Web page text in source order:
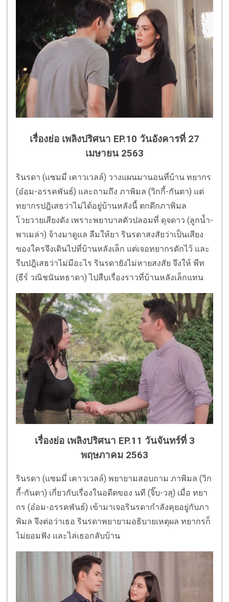
เรื่องย่อ เพลิงปริศนา EP.10 วันอังคารที่ 27
เมษายน 2563
รินรดา (แซมมี่ เคาวเวลล์) วางแผนมานอนที่บ้าน ทยากร
(อ๋อม-อรรคพันธ์) และถามถึง ภาพิมล (วิกกี้-กันตา) แต่
ทยากรปฎิเสธว่าไม่ได้อยู่บ้านหลังนี้ ตกดึกภาพิมล
โวยวายเสียงดัง เพราะพยาบาลตัวปลอมที่ ดุจดาว (ลูกน้ำ-
พาเมล่า) จ้างมาดูแล ลืมให้ยา รินรดาสงสัยว่าเป็นเสียง
ของใครจึงเดินไปที่บ้านหลังเล็ก แต่เจอทยากรดักไว้ และ
รีบปฎิเสธว่าไม่มีอะไร รินรดายังไม่หายสงสัย จึงให้ พีท
(ธีร์ วณิชนันทธาดา) ไปสืบเรื่องราวที่บ้านหลังเล็กแทน
เรื่องย่อ เพลิงปริศนา EP.11 วันจันทร์ที่ 3
พฤษภาคม 2563
รินรดา (แซมมี่ เคาวเวลล์) พยายามสอบถาม ภาพิมล (วิก
กี้-กันตา) เกี่ยวกับเรื่องในอดีตของ นที (จิ๊บ-วสุ) เมื่อ ทยา
กร (อ๋อม-อรรคพันธ์) เข้ามาเจอรินรดากำลังคุยอยู่กับภา
พิมล จึงต่อว่าเธอ รินรดาพยายามอธิบายเหตุผล ทยากรก็
ไม่ยอมฟัง และไล่เธอกลับบ้าน